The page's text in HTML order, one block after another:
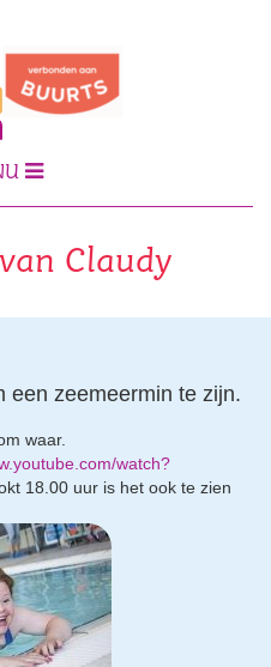
Claudy
een zeemeermin te zijn.
waar.
watch?
18.00 uur is het ook te zien